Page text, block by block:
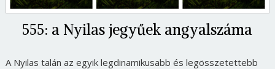
555: a Nyilas jegyűek angyalszáma
A Nyilas talán az egyik legdinamikusabb és legösszetettebb